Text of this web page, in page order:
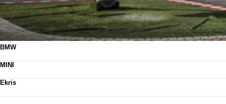
BMW
Occasions
Leasen
Werkplaats
MINI
Occasions
Ekris